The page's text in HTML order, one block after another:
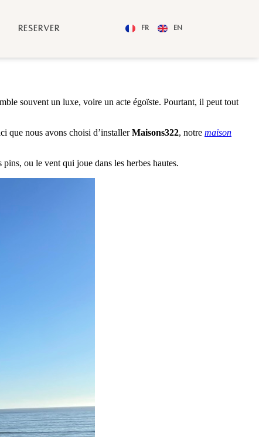
RÉSERVER FR EN
souvent un luxe, voire un acte égoïste. Pourtant, il peut tout
que nous avons choisi d’installerMaisons322, notre maison
ou le vent qui joue dans les herbes hautes.